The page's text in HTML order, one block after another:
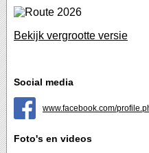
Bekijk vergrootte versie
Social media
www.facebook.com/
Foto's en videos